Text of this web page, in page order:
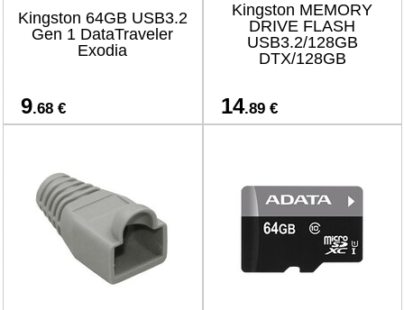
Kingston 64GB USB3.2
Gen 1 DataTraveler
Exodia
9.68 €
Kingston MEMORY
DRIVE FLASH
USB3.2/128GB
DTX/128GB
14.89 €